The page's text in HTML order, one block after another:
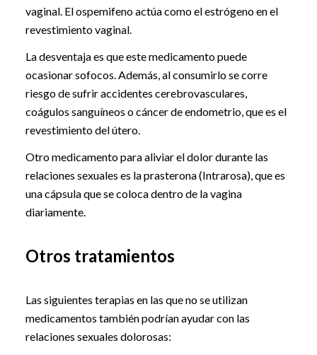
vaginal. El ospemifeno actúa como el estrógeno en el
revestimiento vaginal.
La desventaja es que este medicamento puede
ocasionar sofocos. Además, al consumirlo se corre
riesgo de sufrir accidentes cerebrovasculares,
coágulos sanguíneos o cáncer de endometrio, que es el
revestimiento del útero.
Otro medicamento para aliviar el dolor durante las
relaciones sexuales es la prasterona (Intrarosa), que es
una cápsula que se coloca dentro de la vagina
diariamente.
Otros tratamientos
Las siguientes terapias en las que no se utilizan
medicamentos también podrían ayudar con las
relaciones sexuales dolorosas: